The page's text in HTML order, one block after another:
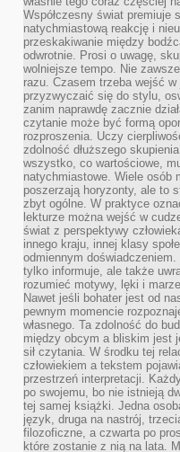
Współczesny świat premiuje
natychmiastową reakcję i
przeskakiwanie między
odwrotnie. Prosi o uwagę,
wolniejsze tempo. Nie
razu. Czasem trzeba wejść w
przyzwyczaić się do stylu,
zanim naprawdę zacznie
czytanie może być formą
rozproszenia. Uczy
zdolność dłuższego
wszystko, co wartościowe,
natychmiastowe. Wiele osób
poszerzają horyzonty, ale to
zbyt ogólne. W praktyce
lekturze można wejść w
świat z perspektywy
innego kraju, innej klasy
odmiennym doświadczeniem.
tylko informuje, ale także
rozumieć motywy, lęki i
Nawet jeśli bohater jest od
pewnym momencie
własnego. Ta zdolność do
między obcym a bliskim jest
sił czytania. W środku tej
człowiekiem a tekstem
przestrzeń interpretacji.
po swojemu, bo nie istnieją
tej samej książki. Jedna
język, druga na nastrój,
filozoficzne, a czwarta po
które zostanie z nią na lata.